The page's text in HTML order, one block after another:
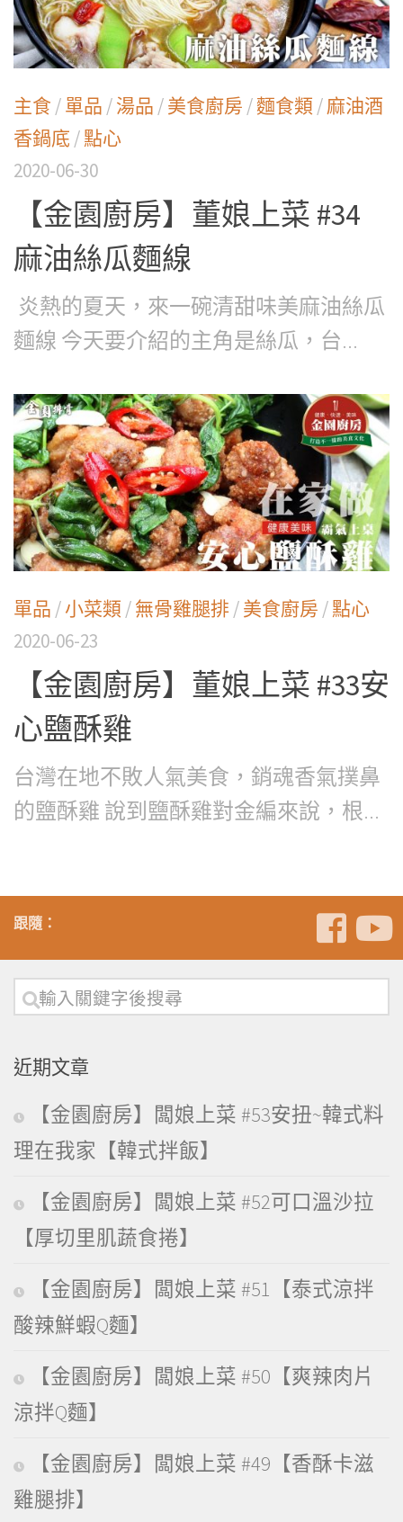
主食 /單品 /湯品 /美食廚房 /麵食類 /麻油酒
香鍋底 /點心
2020-06-30
【金園廚房】董娘上菜 #34
麻油絲瓜麵線
炎熱的夏天，來一碗清甜味美麻油絲瓜
麵線 今天要介紹的主角是絲瓜，台...
單品 /小菜類 /無骨雞腿排/美食廚房 /點心
2020-06-23
【金園廚房】董娘上菜 #33安
心鹽酥雞
台灣在地不敗人氣美食，銷魂香氣撲鼻
的鹽酥雞 說到鹽酥雞對金編來說，根...
跟隨：
近期文章
【金園廚房】闆娘上菜 #53安扭~韓式料
理在我家【韓式拌飯】
【金園廚房】闆娘上菜 #52可口溫沙拉
【厚切里肌蔬食捲】
【金園廚房】闆娘上菜 #51【泰式涼拌
酸辣鮮蝦Q麵】
【金園廚房】闆娘上菜 #50【爽辣肉片
涼拌Q麵】
【金園廚房】闆娘上菜 #49【香酥卡滋
雞腿排】